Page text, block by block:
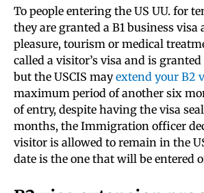
To people entering the US UU. for
they are granted a B1 business visa
pleasure, tourism or medical
called a visitor’s visa and is
but the USCIS mayextend your B2
maximum period of another six
of entry, despite having the visa
months, the Immigration officer
visitor is allowed to remain in the
date is the one that will be entered